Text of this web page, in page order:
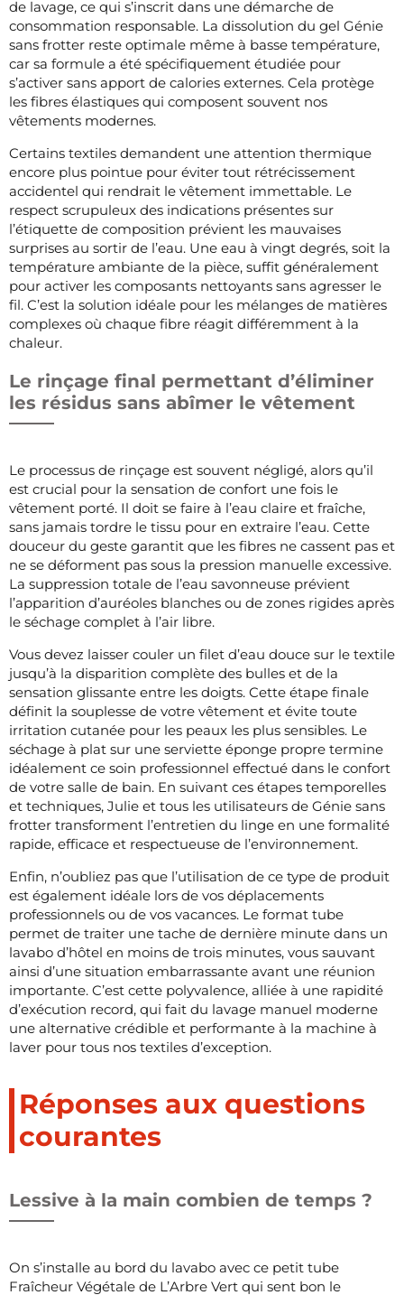
de lavage, ce qui s’inscrit dans une démarche de
consommation responsable. La dissolution du gel Génie
sans frotter reste optimale même à basse température,
car sa formule a été spécifiquement étudiée pour
s’activer sans apport de calories externes. Cela protège
les fibres élastiques qui composent souvent nos
vêtements modernes.
Certains textiles demandent une attention thermique
encore plus pointue pour éviter tout rétrécissement
accidentel qui rendrait le vêtement immettable. Le
respect scrupuleux des indications présentes sur
l’étiquette de composition prévient les mauvaises
surprises au sortir de l’eau. Une eau à vingt degrés, soit la
température ambiante de la pièce, suffit généralement
pour activer les composants nettoyants sans agresser le
fil. C’est la solution idéale pour les mélanges de matières
complexes où chaque fibre réagit différemment à la
chaleur.
Le rinçage final permettant d’éliminer
les résidus sans abîmer le vêtement
Le processus de rinçage est souvent négligé, alors qu’il
est crucial pour la sensation de confort une fois le
vêtement porté. Il doit se faire à l’eau claire et fraîche,
sans jamais tordre le tissu pour en extraire l’eau. Cette
douceur du geste garantit que les fibres ne cassent pas et
ne se déforment pas sous la pression manuelle excessive.
La suppression totale de l’eau savonneuse prévient
l’apparition d’auréoles blanches ou de zones rigides après
le séchage complet à l’air libre.
Vous devez laisser couler un filet d’eau douce sur le textile
jusqu’à la disparition complète des bulles et de la
sensation glissante entre les doigts. Cette étape finale
définit la souplesse de votre vêtement et évite toute
irritation cutanée pour les peaux les plus sensibles. Le
séchage à plat sur une serviette éponge propre termine
idéalement ce soin professionnel effectué dans le confort
de votre salle de bain. En suivant ces étapes temporelles
et techniques, Julie et tous les utilisateurs de Génie sans
frotter transforment l’entretien du linge en une formalité
rapide, efficace et respectueuse de l’environnement.
Enfin, n’oubliez pas que l’utilisation de ce type de produit
est également idéale lors de vos déplacements
professionnels ou de vos vacances. Le format tube
permet de traiter une tache de dernière minute dans un
lavabo d’hôtel en moins de trois minutes, vous sauvant
ainsi d’une situation embarrassante avant une réunion
importante. C’est cette polyvalence, alliée à une rapidité
d’exécution record, qui fait du lavage manuel moderne
une alternative crédible et performante à la machine à
laver pour tous nos textiles d’exception.
Réponses aux questions
courantes
Lessive à la main combien de temps ?
On s’installe au bord du lavabo avec ce petit tube
Fraîcheur Végétale de L’Arbre Vert qui sent bon le